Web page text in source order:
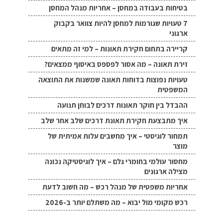
בטיחות בעבודה במחסן – אחריות מנהל המחסן
7 טעויות שגורמות למחסן להיות צוואר בקבוק
ארגוני
קריירה בתחום חקירת תאונות – למי זה מתאים
זירת תאונה – מה אסור לפספס באיסוף ממצאים?
טעויות נפוצות בדוחות תאונה שמשנות את התוצאה
המשפטית
ההבדל בין חוקר תאונות דרכים לבוחן תנועה
איך מתבצעת חקירת תאונת דרכים שלב אחר שלב
תמחור לוגיסטי – איך מחשבים עלות אמיתית של
מוצר
מחסור עולמי בחומרי גלם – איך לוגיסטיקה נכונה
מצילה ארגונים
אחריות משפטית של מנהל רכש – מה חשוב לדעת
רכש מקומי מול יבוא – מה משתלם יותר ב-2026